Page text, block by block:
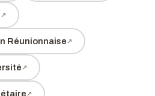
Réunionnaise